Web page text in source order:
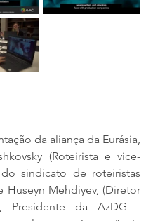
da aliança da Eurásia,
(Roteirista e vice-
sindicato de roteiristas
Huseyn Mehdiyev, (Diretor
Presidente da AzDG -